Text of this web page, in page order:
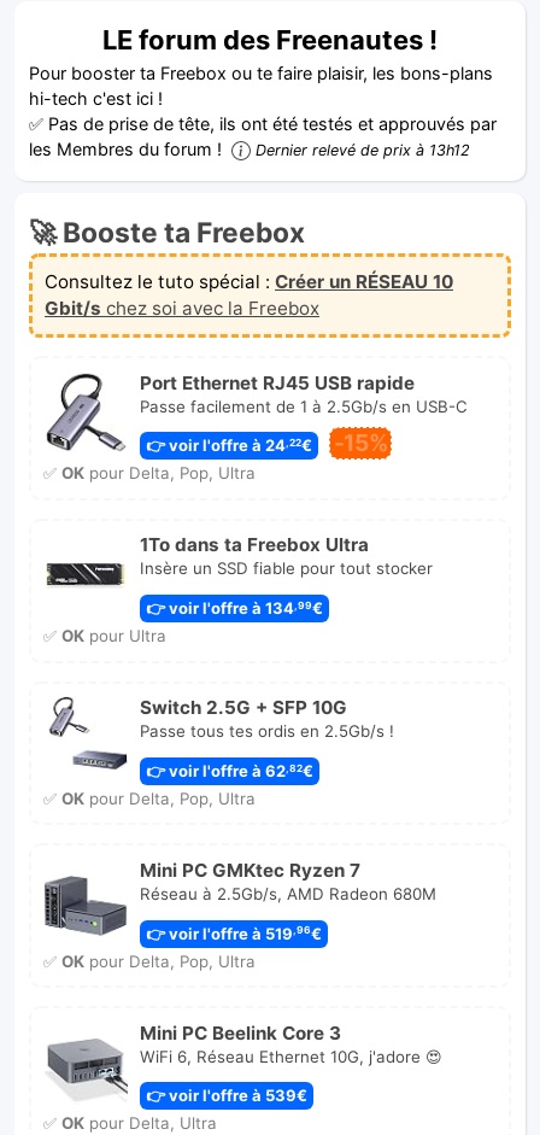
LE forum des Freenautes !
Pour booster ta Freebox ou te faire plaisir, les bons-plans
hi-tech c'est ici !
✅ Pas de prise de tête, ils ont été testés et approuvés par
les Membres du forum !
Dernier relevé de prix à 13h12
🚀 Booste ta Freebox
Consultez le tuto spécial : Créer un RÉSEAU 10
Gbit/s chez soi avec la Freebox
Port Ethernet RJ45 USB rapide
Passe facilement de 1 à 2.5Gb/s en USB-C
👉 voir l'offre à 24,22€ -15%
✅ OKpour Delta, Pop, Ultra
1To dans ta Freebox Ultra
Insère un SSD fiable pour tout stocker
👉 voir l'offre à 134 ,99€
✅ OKpour Ultra
Switch 2.5G + SFP 10G
Passe tous tes ordis en 2.5Gb/s !
👉 voir l'offre à 62,82€
✅ OKpour Delta, Pop, Ultra
Mini PC GMKtec Ryzen 7
Réseau à 2.5Gb/s, AMD Radeon 680M
👉 voir l'offre à 519,96€
✅ OKpour Delta, Pop, Ultra
Mini PC Beelink Core 3
WiFi 6, Réseau Ethernet 10G, j'adore 😍
👉 voir l'offre à 539€
✅ OKpour Delta, Ultra